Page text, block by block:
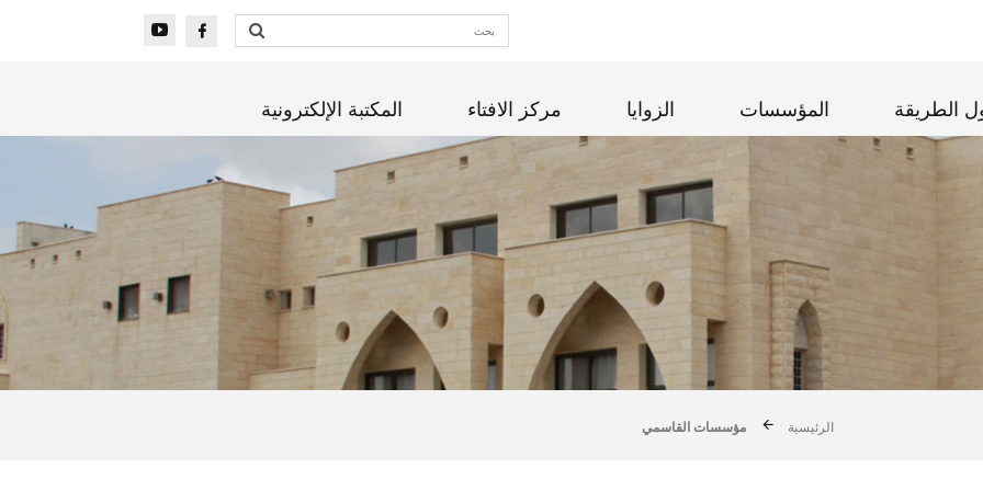
الطريقة المؤسسات الزوايا مركز الافتاء المكتبة الإلكترونية
الرئيسية مؤسسات القاسمي